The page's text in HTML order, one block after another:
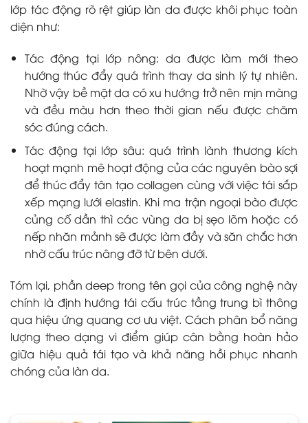
lớp tác động rõ rệt giúp làn da được khôi phục toàn
diện như:
Tác động tại lớp nông: da được làm mới theo
hướng thúc đẩy quá trình thay da sinh lý tự nhiên.
Nhờ vậy bề mặt da có xu hướng trở nên mịn màng
và đều màu hơn theo thời gian nếu được chăm
sóc đúng cách.
Tác động tại lớp sâu: quá trình lành thương kích
hoạt mạnh mẽ hoạt động của các nguyên bào sợi
để thúc đẩy tân tạo collagen cùng với việc tái sắp
xếp mạng lưới elastin. Khi ma trận ngoại bào được
củng cố dần thì các vùng da bị sẹo lõm hoặc có
nếp nhăn mảnh sẽ được làm đầy và săn chắc hơn
nhờ cấu trúc nâng đỡ từ bên dưới.
Tóm lại, phần deep trong tên gọi của công nghệ này
chính là định hướng tái cấu trúc tầng trung bì thông
qua hiệu ứng quang cơ ưu việt. Cách phân bổ năng
lượng theo dạng vi điểm giúp cân bằng hoàn hảo
giữa hiệu quả tái tạo và khả năng hồi phục nhanh
chóng của làn da.